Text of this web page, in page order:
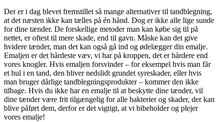
Der er i dag blevet fremstillet så mange alternativer til tandblegning,
at det næsten ikke kan tælles på én hånd. Dog er ikke alle lige sunde
for dine tænder. De forskellige metoder man kan købe sig til på
nettet, er oftest til mere skade, end til gavn. Måske kan det give
hvidere tænder, man det kan også gå ind og ødelægger din emalje.
Emaljen er det hårdeste væv, vi har på kroppen, det er hårdere end
vores knogler. Hvis emaljen forsvinder – for eksempel hvis man får
et hul i en tand, den bliver nedslidt grundet syreskader, eller hvis
man bruger dårlige tandblegningsprodukter – kommer den ikke
tilbage. Hvis du ikke har en emalje til at beskytte dine tænder, vil
dine tænder være frit tilgængelig for alle bakterier og skader, der kan
blive påført dem, derfor er det vigtigt, at vi bibeholder og plejer
vores emalje!